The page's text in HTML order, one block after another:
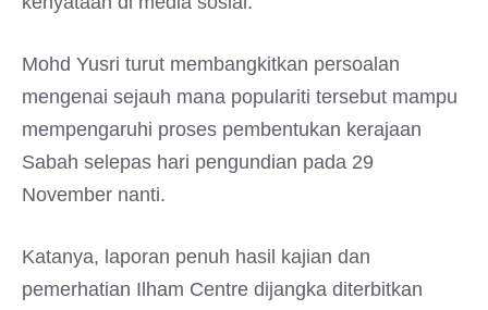
Mohd Yusri turut membangkitkan persoalan
mengenai sejauh mana populariti tersebut mampu
mempengaruhi proses pembentukan kerajaan
Sabah selepas hari pengundian pada 29
November nanti.
Katanya, laporan penuh hasil kajian dan
pemerhatian Ilham Centre dijangka diterbitkan